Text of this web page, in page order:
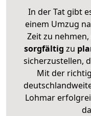
In der Tat gibt
einem Umzug
Zeit zu
sorgfältig zu
sicherzustellen,
Mit der
Lohmar